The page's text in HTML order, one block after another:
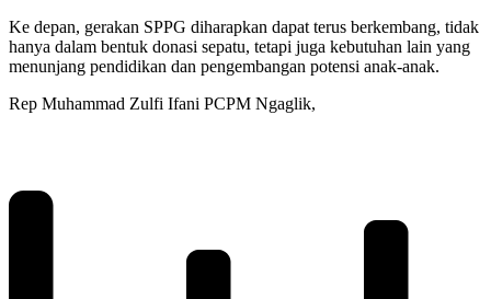
Ke depan, gerakan SPPG diharapkan dapat terus berkembang, tidak
hanya dalam bentuk donasi sepatu, tetapi juga kebutuhan lain yang
menunjang pendidikan dan pengembangan potensi anak-anak.
Rep Muhammad Zulfi Ifani PCPM Ngaglik,